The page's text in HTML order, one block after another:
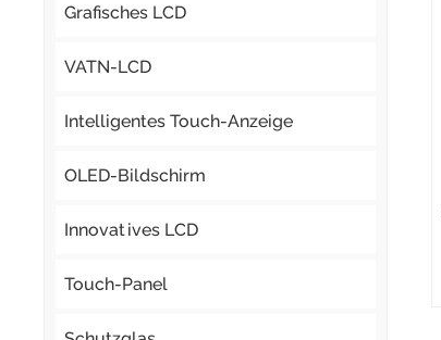
Grafisches LCD
VATN-LCD
Intelligentes Touch-Anzeige
OLED-Bildschirm
Innovatives LCD
Touch-Panel